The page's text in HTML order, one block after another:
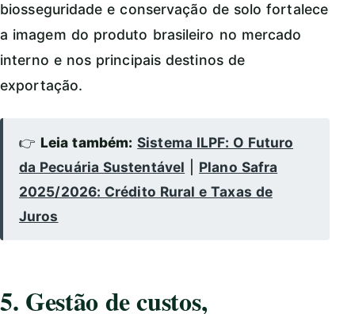
biosseguridade e conservação de solo fortalece
a imagem do produto brasileiro no mercado
interno e nos principais destinos de
exportação.
👉 Leia também: Sistema ILPF: O Futuro
da Pecuária Sustentável
Plano Safra
2025/2026: Crédito Rural e Taxas de
Juros
5. Gestão de custos,